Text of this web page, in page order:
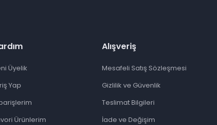
Üyelik
Yap
Ürünlerim
Alışveriş
Mesafeli Satış Sözleşmesi
Gizlilik ve Güvenlik
Teslimat Bilgileri
İade ve Değişim